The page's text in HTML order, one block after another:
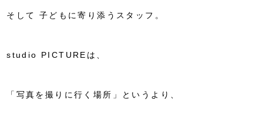
そして 子どもに寄り添うスタッフ 。
studio PICTUREは、
「写真を撮りに行く場所」というより、